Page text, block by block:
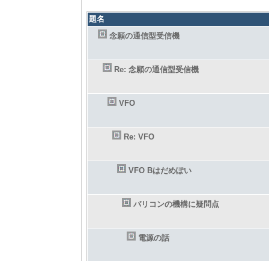
題名
念願の通信型受信機
Re: 念願の通信型受信機
VFO
Re: VFO
VFO Bはだめぽい
バリコンの機構に疑問点
電源の話